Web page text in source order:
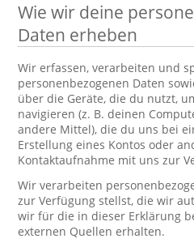
Wie wir deine
Daten erheben
Wir erfassen, verarbeiten und
personenbezogenen Daten
über die Geräte, die du nutzt,
navigieren (z. B. deinen
andere Mittel), die du uns bei
Erstellung eines Kontos oder
Kontaktaufnahme mit uns zur
Wir verarbeiten
zur Verfügung stellst, die wir
wir für die in dieser Erklärung
externen Quellen erhalten.